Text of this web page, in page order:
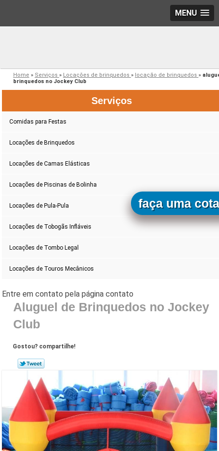
MENU
Home » Serviços » Locações de brinquedos » locação de brinquedos »
brinquedos no Jockey Club
Serviços
Comidas para Festas
Locações de Brinquedos
Locações de Camas Elásticas
Locações de Piscinas de Bolinha
Locações de Pula-Pula
Locações de Tobogãs Infláveis
Locações de Tombo Legal
Locações de Touros Mecânicos
Aluguel de Brinquedos no Jockey
Club
Gostou? compartilhe!
faça uma